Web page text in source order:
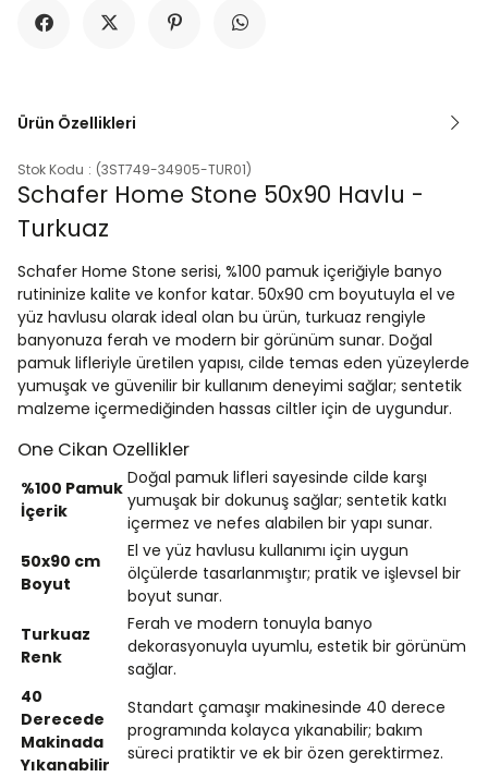
Ürün Özellikleri
Stok Kodu (3ST749-34905-TUR01)
Schafer Home Stone 50x90 Havlu -
Turkuaz
Schafer Home Stone serisi, %100 pamuk içeriğiyle banyo
rutininize kalite ve konfor katar. 50x90 cm boyutuyla el ve
yüz havlusu olarak ideal olan bu ürün, turkuaz rengiyle
banyonuza ferah ve modern bir görünüm sunar. Doğal
pamuk lifleriyle üretilen yapısı, cilde temas eden yüzeylerde
yumuşak ve güvenilir bir kullanım deneyimi sağlar; sentetik
malzeme içermediğinden hassas ciltler için de uygundur.
One Cikan Ozellikler
%100 Pamuk
İçerik
Doğal pamuk lifleri sayesinde cilde karşı
yumuşak bir dokunuş sağlar; sentetik katkı
içermez ve nefes alabilen bir yapı sunar.
50x90 cm
Boyut
El ve yüz havlusu kullanımı için uygun
ölçülerde tasarlanmıştır; pratik ve işlevsel bir
boyut sunar.
Turkuaz
Renk
Ferah ve modern tonuyla banyo
dekorasyonuyla uyumlu, estetik bir görünüm
sağlar.
40
Derecede
Makinada
Yıkanabilir
Standart çamaşır makinesinde 40 derece
programında kolayca yıkanabilir; bakım
süreci pratiktir ve ek bir özen gerektirmez.